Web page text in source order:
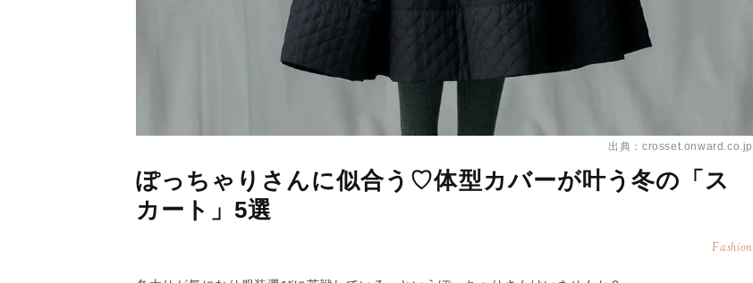
出典：crosset.onward.co.jp
ぽっちゃりさんに似合う♡体型カバーが叶う冬の「ス
カート」5選
Fashion